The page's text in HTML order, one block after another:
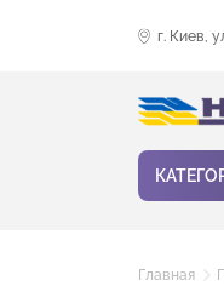
г. Киев,
Главная